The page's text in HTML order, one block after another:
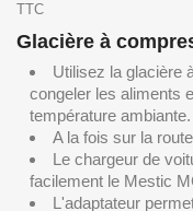
TTC
Glacière à
Utilisez la glacière
congeler les aliments
température ambiante.
A la fois sur la
Le chargeur de
facilement le Mestic
L'adaptateur